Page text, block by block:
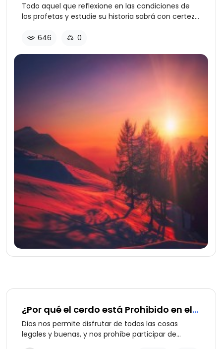
Todo aquel que reflexione en las condiciones de
los profetas y estudie su historia sabrá con certeza
profecía de los mensajeros, sin que la profecía de
el carácter profético de Moisés y Jesús, sabrá que
fue por sucesión. Pero la sucesión en la que se
transmitió el carácter profético de Muhammad
646 0
¿Por qué el cerdo está Prohibido en el
Islam?
Dios nos permite disfrutar de todas las cosas
legales y buenas, y nos prohíbe participar de